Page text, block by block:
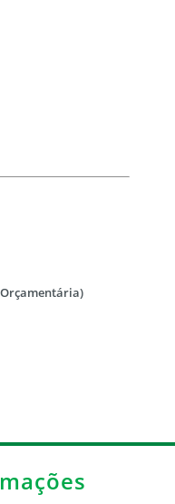
Orçamentária)